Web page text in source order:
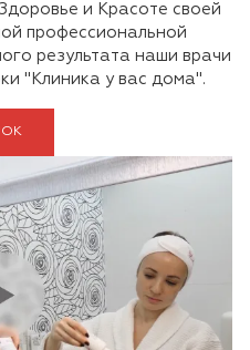
и Красоте своей
профессиональной
результата наши врачи
"Клиника у вас дома".